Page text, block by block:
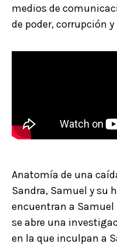
medios de
de poder, corrupción
Anatomía de una
Sandra, Samuel y su
encuentran a Samuel
se abre una
en la que inculpan a